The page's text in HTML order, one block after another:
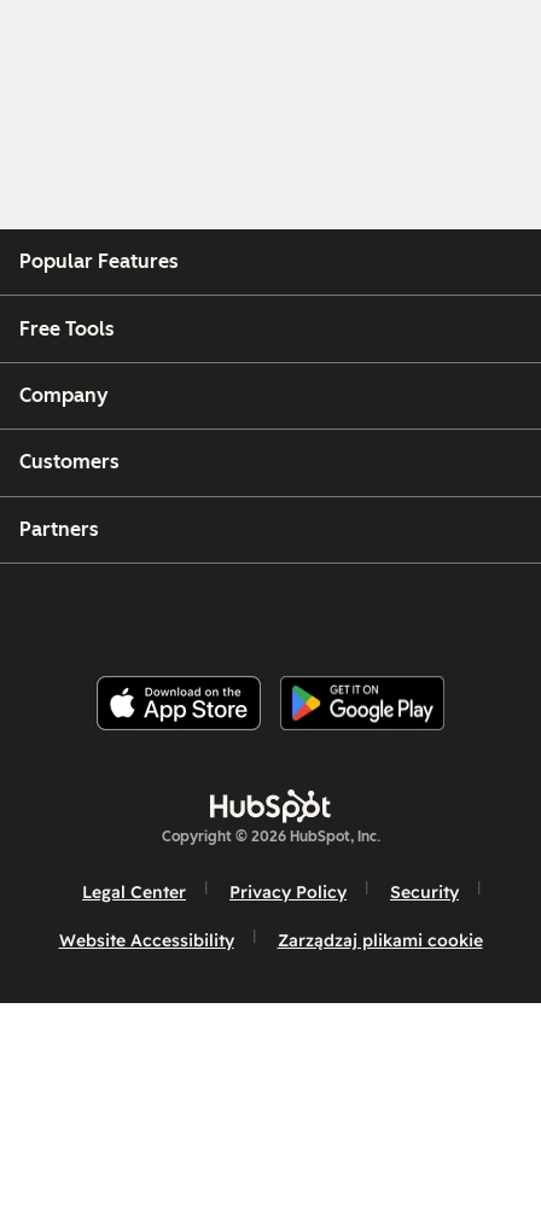
Popular Features
Free Tools
Company
Customers
Partners
Copyright © 2026 HubSpot, Inc.
Legal Center Privacy Policy Security
Website Accessibility Zarządzaj plikami cookie